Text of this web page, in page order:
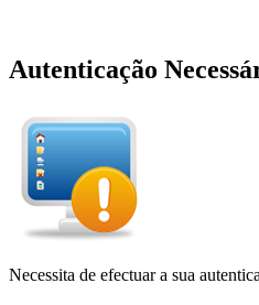
Autenticação
Necessita de efectuar a sua